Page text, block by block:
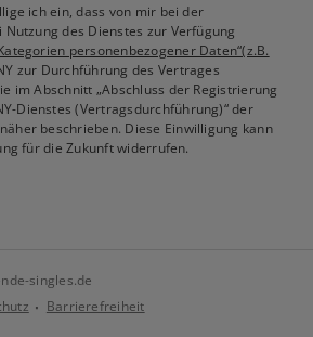
ich ein, dass von mir bei der
des Dienstes zur Verfügung
personenbezogener Daten“(z.B.
zur Durchführung des Vertrages
im Abschnitt „Abschluss der Registrierung
Dienstes (Vertragsdurchführung)“ der
näher beschrieben. Diese Einwilligung kann
für die Zukunft widerrufen.
singles.de
Barrierefreiheit